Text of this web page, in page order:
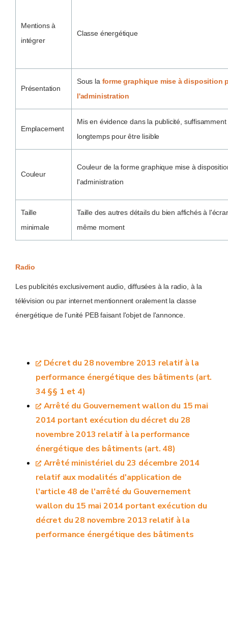
Mentions à
intégrer
Classe énergétique
Présentation
Sous la forme graphique mise à disposition
l'administration
Emplacement
Mis en évidence dans la publicité, suffisamment
longtemps pour être lisible
Couleur
Couleur de la forme graphique mise à
l'administration
Taille
minimale
Taille des autres détails du bien affichés à
même moment
Radio
Les publicités exclusivement audio, diffusées à la radio, à la
télévision ou par internet mentionnent oralement la classe
énergétique de l'unité PEB faisant l'objet de l'annonce.
Décret du 28 novembre 2013 relatif à la
performance énergétique des bâtiments (art.
34 §§ 1 et 4)
Arrêté du Gouvernement wallon du 15 mai
2014 portant exécution du décret du 28
novembre 2013 relatif à la performance
énergétique des bâtiments (art. 48)
Arrêté ministériel du 23 décembre 2014
relatif aux modalités d'application de
l'article 48 de l'arrêté du Gouvernement
wallon du 15 mai 2014 portant exécution du
décret du 28 novembre 2013 relatif à la
performance énergétique des bâtiments